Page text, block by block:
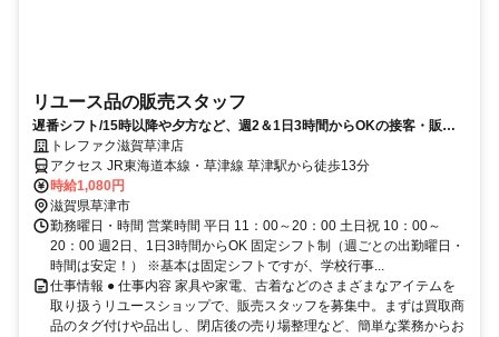
リユース品の販売スタッフ
遅番シフト/15時以降や夕方など、週2＆1日3時間からOKの接客・販売
アルバイト
トレファク滋賀草津店
アクセス JR東海道本線・草津線 草津駅から徒歩13分
時給1,080円
滋賀県草津市
勤務曜日・時間 営業時間 平日 11：00～20：00 土日祝 10：00～
20：00 週2日、1日3時間からOK 固定シフト制（週ごとの出勤曜日・
時間は安定！） ※基本は固定シフトですが、学校行事...
仕事情報 ● 仕事内容 家具や家電、古着などのさまざまなアイテムを
取り扱うリユースショップで、販売スタッフを募集中。まずは買取商
品のタグ付けや品出し、閉店後の売り場整理など、簡単な業務からお